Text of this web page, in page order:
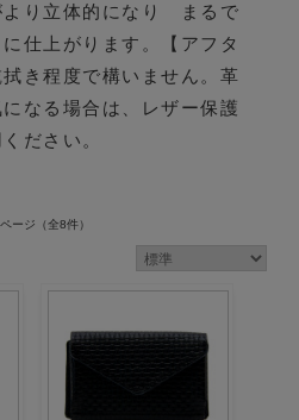
より立体的になり まるで
仕上がります。【アフタ
き程度で構いません。革
なる場合は、レザー保護
ださい。
ージ （全8件）